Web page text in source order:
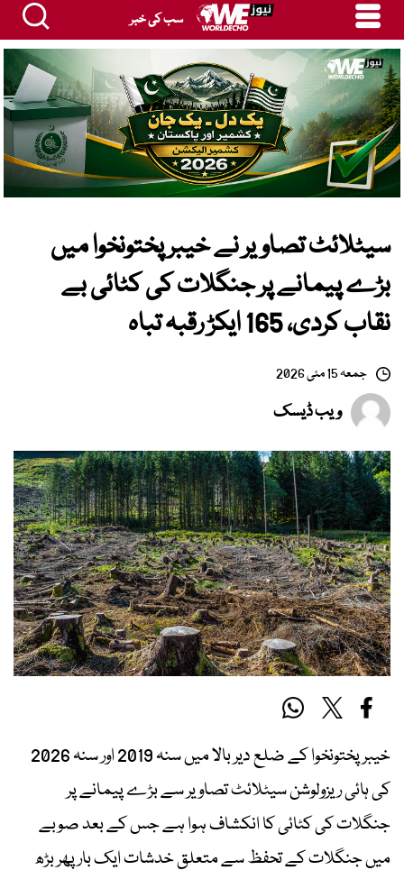
سب کی خبر
سیٹلائٹ تصاویر نے خیبر پختونخوا میں
بڑے پیمانے پر جنگلات کی کٹائی بے
نقاب کردی، 165 ایکڑ رقبہ تباہ
جمعہ 15 مئی 2026
ویب ڈیسک
خیبر پختونخوا کے ضلع دیر بالا میں سنہ 2019 اور سنہ 2026
کی ہائی ریزولوشن سیٹلائٹ تصاویر سے بڑے پیمانے پر
جنگلات کی کٹائی کا انکشاف ہوا ہے جس کے بعد صوبے
میں جنگلات کے تحفظ سے متعلق خدشات ایک بار پھر بڑھ